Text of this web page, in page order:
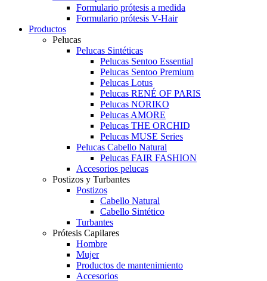
Formulario prótesis a medida
Formulario prótesis V-Hair
Productos
Pelucas
Pelucas Sintéticas
Pelucas Sentoo Essential
Pelucas Sentoo Premium
Pelucas Lotus
Pelucas RENÉ OF PARIS
Pelucas NORIKO
Pelucas AMORE
Pelucas THE ORCHID
Pelucas MUSE Series
Pelucas Cabello Natural
Pelucas FAIR FASHION
Accesorios pelucas
Postizos y Turbantes
Postizos
Cabello Natural
Cabello Sintético
Turbantes
Prótesis Capilares
Hombre
Mujer
Productos de mantenimiento
Accesorios